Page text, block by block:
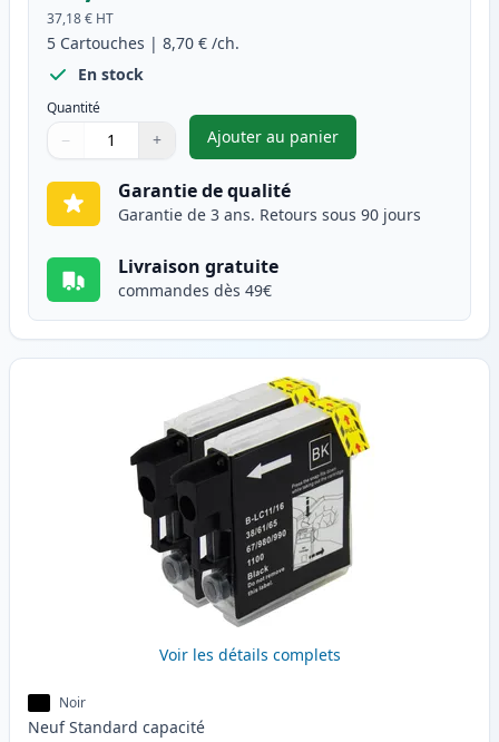
37,18 € HT
5 Cartouches | 8,70 € /ch.
En stock
Quantité
Quantité
Utilisez les boutons pour ajuster
− +
Quantité
Ajouter au panier
,Pack de 5 Brother LC985
Garantie de qualité
Garantie de 3 ans. Retours sous 90 jours
Livraison gratuite
commandes dès 49€
Voir les détails complets
Noir
Neuf Standard capacité